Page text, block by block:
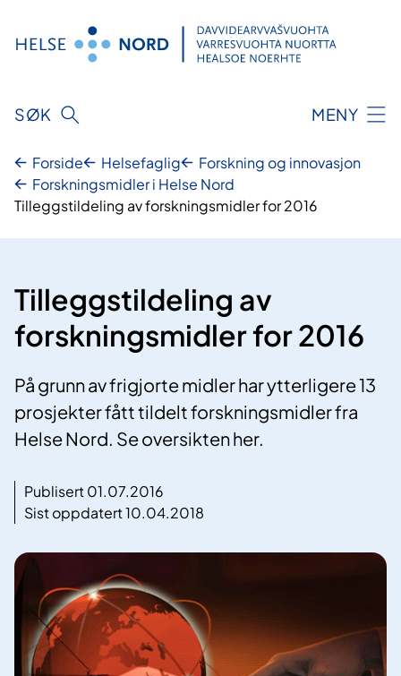
innhold
SØK MENY
Forside Helsefaglig
Forskning og innovasjon
Forskningsmidler i Helse Nord
Tilleggstildeling av forskningsmidler for 2016
Tilleggstildeling av
forskningsmidler for 2016
På grunn av frigjorte midler har ytterligere 13
prosjekter fått tildelt forskningsmidler fra
Helse Nord. Se oversikten her.
Publisert 01.07.2016
Sist oppdatert 10.04.2018